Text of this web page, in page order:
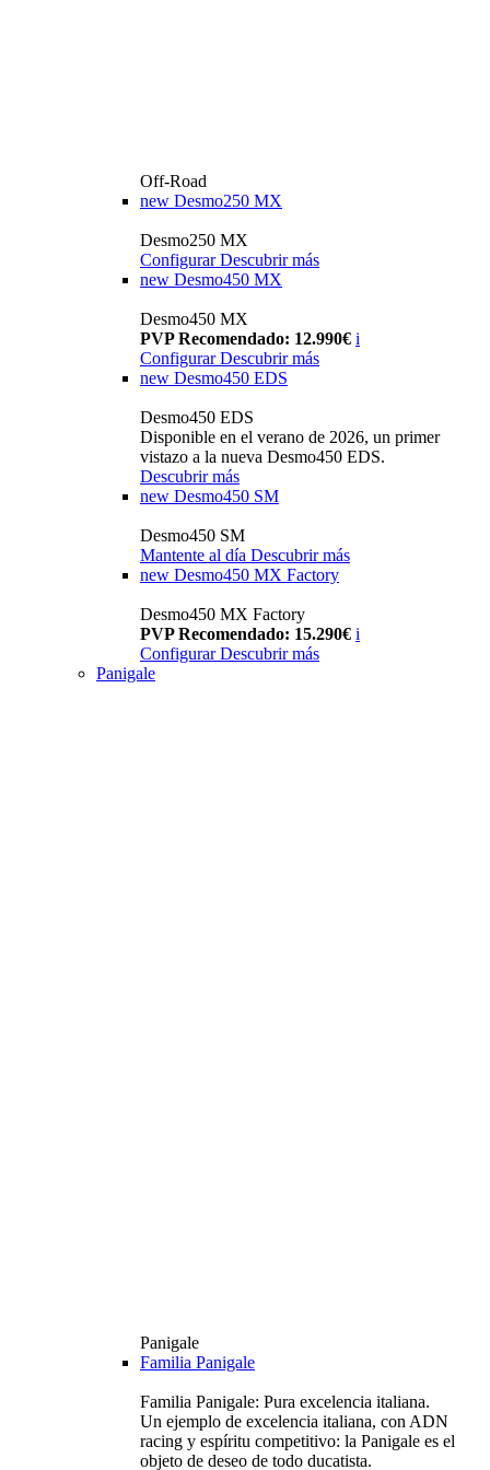
Off-Road
new Desmo250 MX
Desmo250 MX
Configurar Descubrir más
new Desmo450 MX
Desmo450 MX
PVP Recomendado: 12.990€ i
Configurar Descubrir más
new Desmo450 EDS
Desmo450 EDS
Disponible en el verano de 2026, un primer
vistazo a la nueva Desmo450 EDS.
Descubrir más
new Desmo450 SM
Desmo450 SM
Mantente al día Descubrir más
new Desmo450 MX Factory
Desmo450 MX Factory
PVP Recomendado: 15.290€ i
Configurar Descubrir más
Panigale
Panigale
Familia Panigale
Familia Panigale: Pura excelencia italiana.
Un ejemplo de excelencia italiana, con ADN
racing y espíritu competitivo: la Panigale es el
objeto de deseo de todo ducatista.